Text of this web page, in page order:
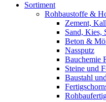
Sortiment
Rohbaustoffe &
Zement,
Sand, Kies,
Beton &
Nassputz
Bauchemie
Steine und
Baustahl